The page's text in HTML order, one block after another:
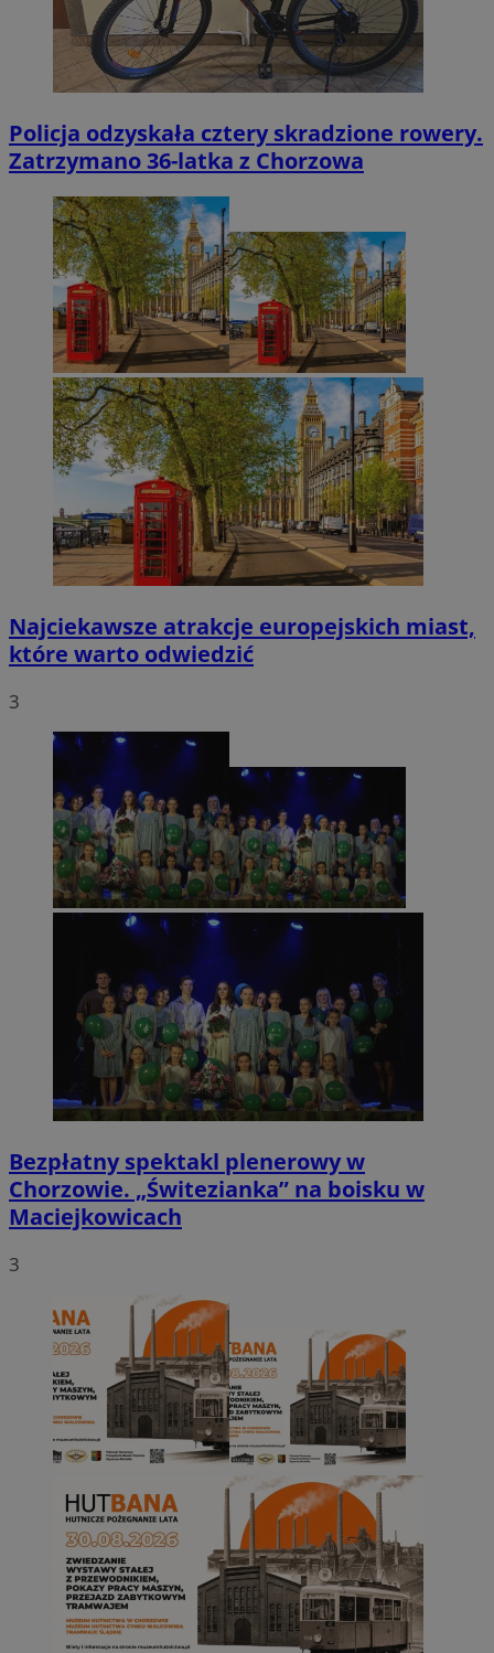
Policja odzyskała cztery skradzione rowery.
Zatrzymano 36-latka z Chorzowa
Najciekawsze atrakcje europejskich miast,
które warto odwiedzić
3
Bezpłatny spektakl plenerowy w
Chorzowie. „Świtezianka” na boisku w
Maciejkowicach
3